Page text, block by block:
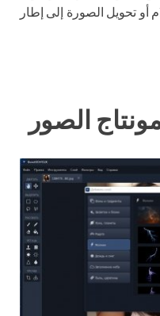
أو تحويل الصورة إلى إطار
الصور